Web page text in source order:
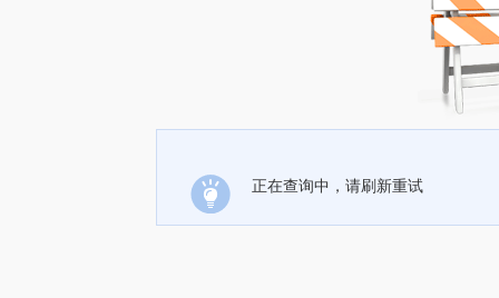
正在查询中，请刷新重试